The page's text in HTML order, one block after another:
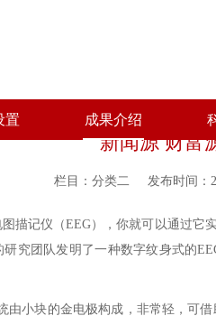
置 成果介绍
新闻源 财富
栏目：分类二 发布时间：
记仪（EEG），你就可以通过它
究团队发明了一种数字纹身式的
小块的金电极构成，非常轻，可